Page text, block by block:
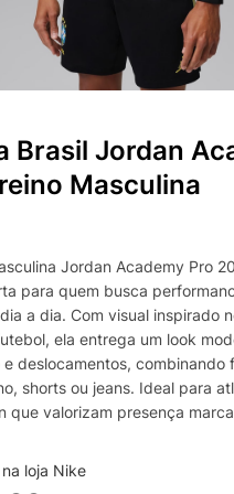
Brasil Jordan
Masculina
Jordan Academy Pro
para quem busca
a dia. Com visual inspirado
ela entrega um look
deslocamentos, combinando
shorts ou jeans. Ideal para
que valorizam presença
a rotina de treino, essa
liberdade de movimentos,
loja Nike